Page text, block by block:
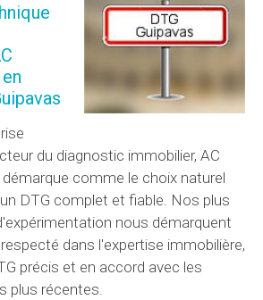
du diagnostic immobilier, AC
comme le choix naturel
DTG complet et fiable. Nos plus
nous démarquent
dans l'expertise immobilière,
précis et en accord avec les
plus récentes.